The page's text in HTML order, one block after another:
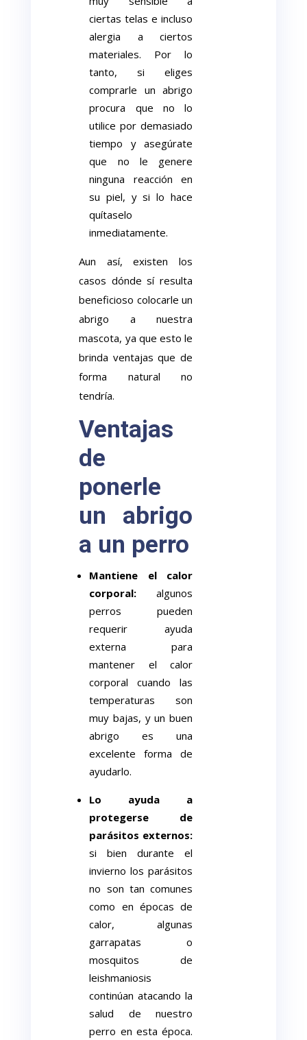
ciertas telas e incluso
alergia a ciertos
materiales. Por lo
tanto, si eliges
comprarle un abrigo
procura que no lo
utilice por demasiado
tiempo y asegúrate
que no le genere
ninguna reacción en
su piel, y si lo hace
quítaselo
inmediatamente.
Aun así, existen los
casos dónde sí resulta
beneficioso colocarle un
abrigo a nuestra
mascota, ya que esto le
brinda ventajas que de
forma natural no
tendría.
Ventajas
de
ponerle
un abrigo
a un perro
Mantiene el calor
corporal: algunos
perros pueden
requerir ayuda
externa para
mantener el calor
corporal cuando las
temperaturas son
muy bajas, y un buen
abrigo es una
excelente forma de
ayudarlo.
Lo ayuda a
protegerse de
parásitos externos:
si bien durante el
invierno los parásitos
no son tan comunes
como en épocas de
calor, algunas
garrapatas o
mosquitos de
leishmaniosis
continúan atacando la
salud de nuestro
perro en esta época.